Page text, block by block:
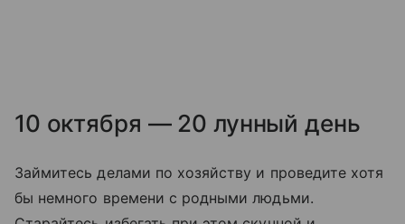
10 октября — 20 лунный день
Займитесь делами по хозяйству и проведите хотя
бы немного времени с родными людьми.